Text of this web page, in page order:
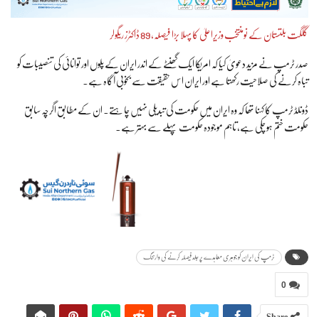
گلگت بلتستان کے نومنتخب وزیراعلیٰ کا پہلا بڑا فیصلہ، 89 ڈاکٹرز ریگولر
صدر ٹرمپ نے مزید دعویٰ کیا کہ امریکا ایک گھنٹے کے اندر ایران کے پلوں اور توانائی کی تنصیبات کو
تباہ کرنے کی صلاحیت رکھتا ہے اور ایران اس حقیقت سے بخوبی آگاہ ہے۔
ڈونلڈ ٹرمپ کا کہنا تھا کہ وہ ایران میں حکومت کی تبدیلی نہیں چاہتے۔ ان کے مطابق اگرچہ سابق
حکومت ختم ہو چکی ہے، تاہم موجودہ حکومت پہلے سے بہتر ہے۔
ٹرمپ کی ایران کو جوہری معاہدے پر جلد فیصلہ کرنے کی وارننگ
0